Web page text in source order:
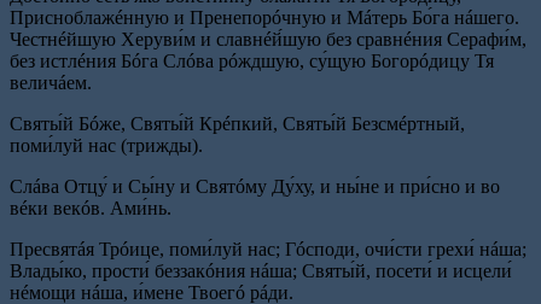
Присноблажéнную и Пренепорóчную и Мáтерь Бо́га нáшего.
Честнéйшую Херуви́м и славнéй́шую без сравнéния Серафи́м,
без истлéния Бóга Слóва рóждшую, су́щую Богорóдицу Тя
величáем.
Святы́й Бóже, Святы́й Крéпкий, Святы́й Безсмéртный,
поми́луй нас (трижды).
Слáва Отцу́ и Сы́ну и Святóму Ду́ху, и ны́не и при́сно и во
вéки векóв. Ами́нь.
Пресвятáя Трóице, поми́луй нас; Гóсподи, очи́сти грехи́ нáша;
Влады́ко, прости́ беззакóния нáша; Святы́й, посети́ и исцели́
нéмощи нáша, и́мене Твоегó рáди.